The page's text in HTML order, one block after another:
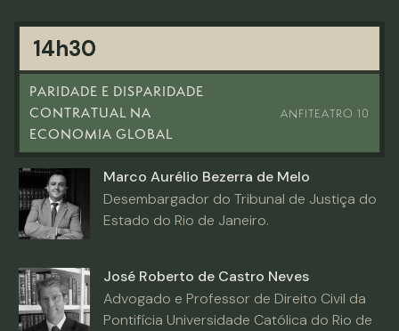
14h30
PARIDADE E DISPARIDADE
CONTRATUAL NA
ECONOMIA GLOBAL
ANFITEATRO 10
Marco Aurélio Bezerra de Melo
Desembargador do Tribunal de Justiça do
Estado do Rio de Janeiro.
José Roberto de Castro Neves
Advogado e Professor de Direito Civil da
Pontifícia Universidade Católica do Rio de